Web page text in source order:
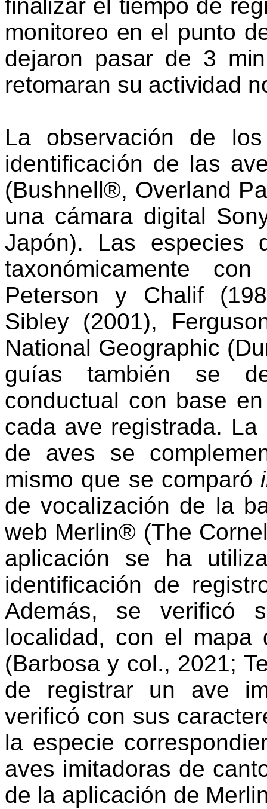
finalizar el tiempo de
monitoreo en el punto
dejaron pasar de 3
retomaran su actividad
La observación de
identificación de las
(Bushnell®, Overland
una cámara digital
Japón). Las especies
taxonómicamente
Peterson y Chalif
Sibley(2001),
National Geographic
guías también se
conductual con base
cada ave registrada. La
de aves se com
mismo que se comparó
de vocalización de la
web Merlin® (The
aplicación se ha
identificación de
Además, se verificó
localidad, con el mapa
(Barbosa y col., 2021;
de registrar un ave
verificó con sus
la especie
aves imitadoras de
de la aplicación de